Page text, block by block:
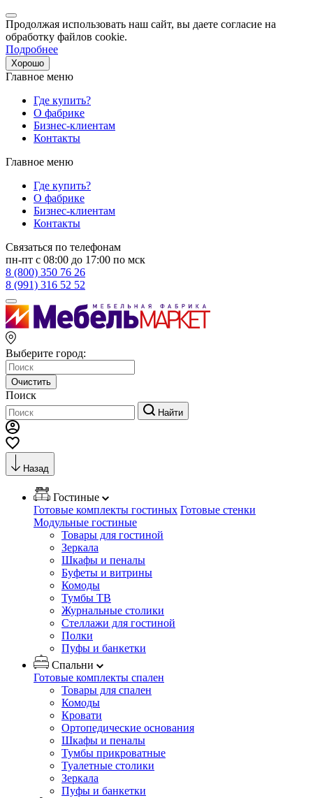
Продолжая использовать наш сайт, вы даете согласие на
обработку файлов cookie.
Подробнее
Хорошо
Главное меню
Где купить?
О фабрике
Бизнес-клиентам
Контакты
Главное меню
Где купить?
О фабрике
Бизнес-клиентам
Контакты
Связаться по телефонам
пн-пт с 08:00 до 17:00 по мск
8 (800) 350 76 26
8 (991) 316 52 52
Выберите город:
Очистить
Поиск
Найти
Назад
Гостиные
Готовые комплекты гостиных Готовые стенки
Модульные гостиные
Товары для гостиной
Зеркала
Шкафы и пеналы
Буфеты и витрины
Комоды
Тумбы ТВ
Журнальные столики
Стеллажи для гостиной
Полки
Пуфы и банкетки
Спальни
Готовые комплекты спален
Товары для спален
Комоды
Кровати
Ортопедические основания
Шкафы и пеналы
Тумбы прикроватные
Туалетные столики
Зеркала
Пуфы и банкетки